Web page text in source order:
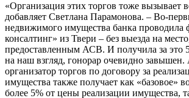
«Организация этих торгов тоже вызывает
добавляет Светлана Парамонова. – Во-
недвижимого имущества банка проводила
консалтинг» из Твери – без выезда на
предоставленным АСВ. И получила за это
на наш взгляд, гонорар очевидно
организатор торгов по договору за
имущества также получает как «базовое»
более 5% от цены реализации имущества,